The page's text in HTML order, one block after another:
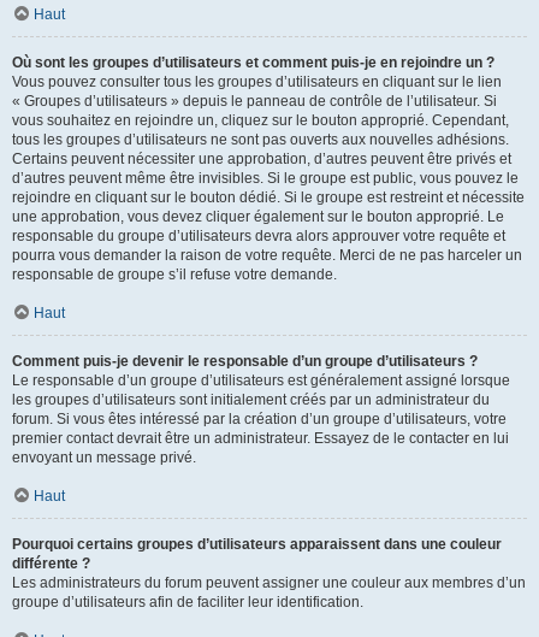
Haut
Où sont les groupes d’utilisateurs et comment puis-je en rejoindre un ?
Vous pouvez consulter tous les groupes d’utilisateurs en cliquant sur le lien
« Groupes d’utilisateurs » depuis le panneau de contrôle de l’utilisateur. Si
vous souhaitez en rejoindre un, cliquez sur le bouton approprié. Cependant,
tous les groupes d’utilisateurs ne sont pas ouverts aux nouvelles adhésions.
Certains peuvent nécessiter une approbation, d’autres peuvent être privés et
d’autres peuvent même être invisibles. Si le groupe est public, vous pouvez le
rejoindre en cliquant sur le bouton dédié. Si le groupe est restreint et nécessite
une approbation, vous devez cliquer également sur le bouton approprié. Le
responsable du groupe d’utilisateurs devra alors approuver votre requête et
pourra vous demander la raison de votre requête. Merci de ne pas harceler un
responsable de groupe s’il refuse votre demande.
Haut
Comment puis-je devenir le responsable d’un groupe d’utilisateurs ?
Le responsable d’un groupe d’utilisateurs est généralement assigné lorsque
les groupes d’utilisateurs sont initialement créés par un administrateur du
forum. Si vous êtes intéressé par la création d’un groupe d’utilisateurs, votre
premier contact devrait être un administrateur. Essayez de le contacter en lui
envoyant un message privé.
Haut
Pourquoi certains groupes d’utilisateurs apparaissent dans une couleur
différente ?
Les administrateurs du forum peuvent assigner une couleur aux membres d’un
groupe d’utilisateurs afin de faciliter leur identification.